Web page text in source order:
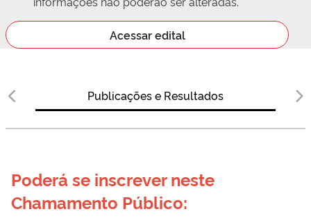
Acessar edital
Publicações e Resultados
Poderá se inscrever neste
Chamamento Público: